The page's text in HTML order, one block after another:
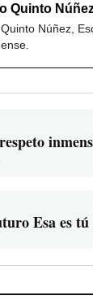
Quinto
Núñez,
Bitacora de